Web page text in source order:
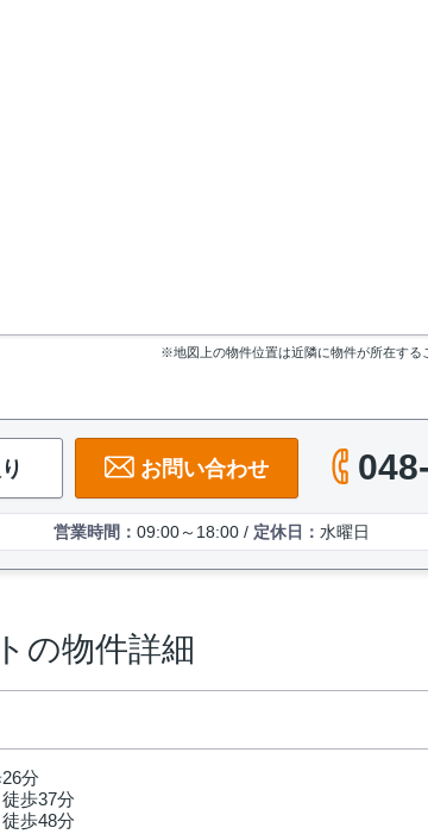
※地図上の物件位置は近隣に物件が所在する
お問い合わせ
営業時間： 09:00～18:00 / 定休日： 水曜日
の物件詳細
分
徒歩37分
徒歩48分